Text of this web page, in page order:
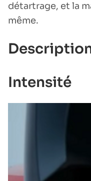
détartrage, et la
même.
Intensité